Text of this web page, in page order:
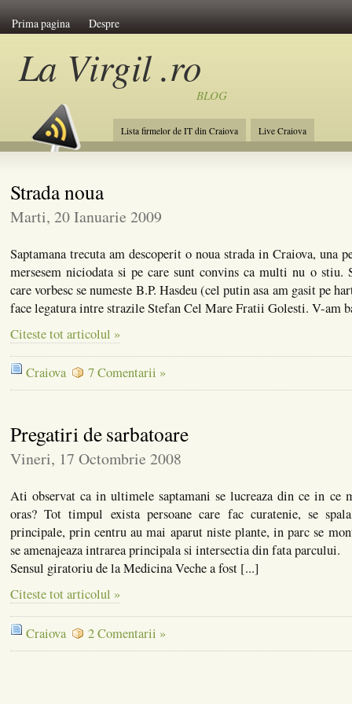
Prima pagina Despre
La Virgil .ro
BLOG
Lista firmelor de IT din Craiova Live Craiova
Strada noua
Marti, 20 Ianuarie 2009
Saptamana trecuta am descoperit o noua strada in Craiova, una
mersesem niciodata si pe care sunt convins ca multi nu o stiu.
care vorbesc se numeste B.P. Hasdeu (cel putin asa am gasit pe
face legatura intre strazile Stefan Cel Mare Fratii Golesti. V-am
Citeste tot articolul »
Craiova 7 Comentarii »
Pregatiri de sarbatoare
Vineri, 17 Octombrie 2008
Ati observat ca in ultimele saptamani se lucreaza din ce in ce
oras? Tot timpul exista persoane care fac curatenie, se
principale, prin centru au mai aparut niste plante, in parc se
se amenajeaza intrarea principala si intersectia din fata parcului.
Sensul giratoriu de la Medicina Veche a fost [...]
Citeste tot articolul »
Craiova 2 Comentarii »